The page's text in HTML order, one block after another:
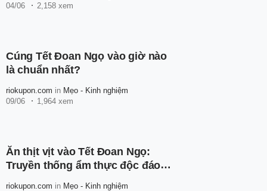
04/06
2,158 xem
Cúng Tết Đoan Ngọ vào giờ nào
là chuẩn nhất?
riokupon.com in Mẹo - Kinh nghiệm
09/06
1,964 xem
Ăn thịt vịt vào Tết Đoan Ngọ:
Truyền thống ẩm thực độc đáo
riokupon.com in Mẹo - Kinh nghiệm